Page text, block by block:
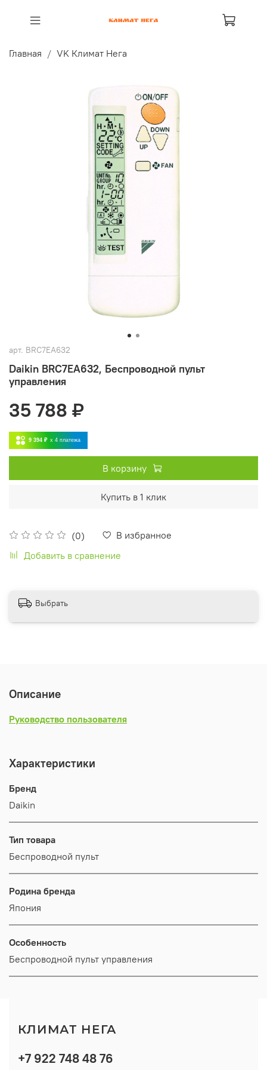
Главная VK Климат Нега
арт. BRC7EA632
Daikin BRC7EA632, Беспроводной пульт
управления
(0)
В избранное
Добавить в сравнение
35 788 ₽
9 394 ₽ x 4 платежа
В корзину
Купить в 1 клик
Выбрать
Описание
Руководство пользователя
Характеристики
Бренд
Daikin
Тип товара
Беспроводной пульт
Родина бренда
Япония
Особенность
Беспроводной пульт управления
+7 922 748 48 76
КЛИМАТ НЕГА